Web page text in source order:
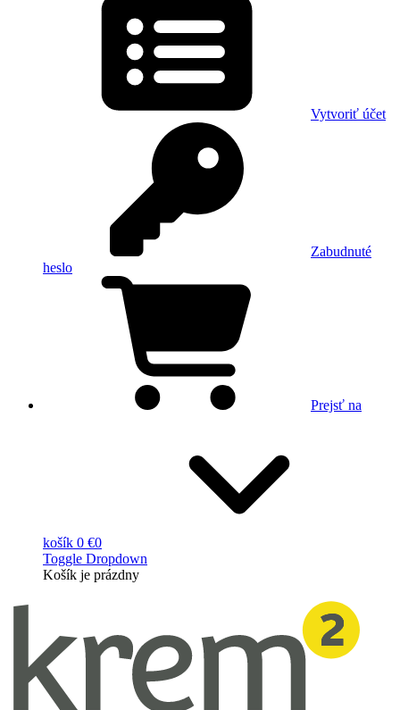
Vytvoriť účet
Zabudnuté
heslo
Prejsť na
košík 0 €0
Toggle Dropdown
Košík je prázdny